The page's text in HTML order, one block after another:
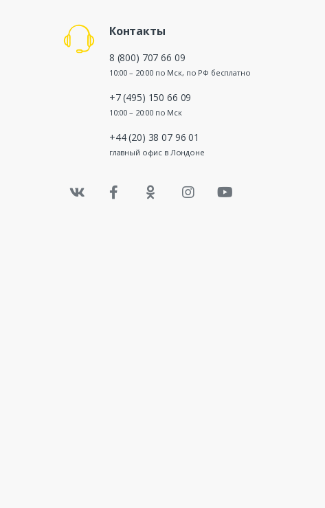
Контакты
8 (800) 707 66 09
10:00 – 20:00 по Мск, по РФ бесплатно
+7 (495) 150 66 09
10:00 – 20:00 по Мск
+44 (20) 38 07 96 01
главный офис в Лондоне